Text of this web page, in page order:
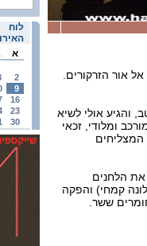
לוח
א
2
9
16
23
30
אור הזרקורים.
והגיע אולי לשיא
ומלודי, זכאי
הלחנים
קמחי) והפקה
ששר.